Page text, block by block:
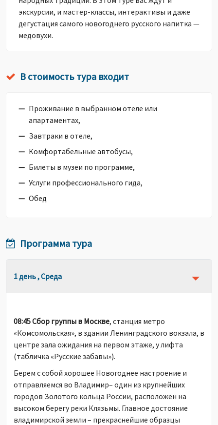
экскурсии, и мастер-классы, интерактивы и даже
дегустация самого новогоднего русского напитка —
медовухи.
В стоимость тура входит
Проживание в выбранном отеле или
апартаментах,
Завтраки в отеле,
Комфортабельные автобусы,
Билеты в музеи по программе,
Услуги профессионального гида,
Обед
Программа тура
1 день , Среда
08:45 Сбор группы в Москве, станция метро
«Комсомольская», в здании Ленинградского вокзала, в
центре зала ожидания на первом этаже, у лифта
(табличка «Русские забавы»).
Берем с собой хорошее Новогоднее настроение и
отправляемся во Владимир– один из крупнейших
городов Золотого кольца России, расположен на
высоком берегу реки Клязьмы. Главное достояние
владимирской земли – прекраснейшие образцы